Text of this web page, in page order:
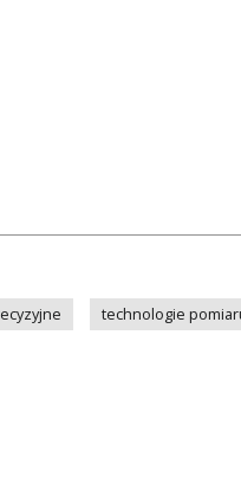
technologie